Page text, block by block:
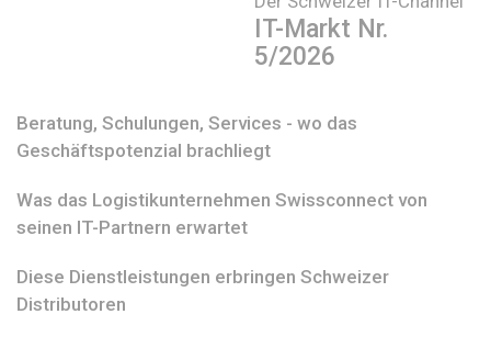
IT-Markt Nr.
5/2026
Beratung, Schulungen, Services - wo das
Geschäftspotenzial brachliegt
Was das Logistikunternehmen Swissconnect von
seinen IT-Partnern erwartet
Diese Dienstleistungen erbringen Schweizer
Distributoren